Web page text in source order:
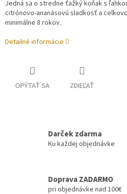
Jedná sa o stredne ťažký koňak s
citrónovo-ananásovú sladkosť a
minimálne 8 rokov.
Detailné informácie
OPÝTAŤ SA ZDIEĽAŤ
Darček zdarma
Ku každej objednávke
Doprava ZADARMO
pri objednávke nad 100€